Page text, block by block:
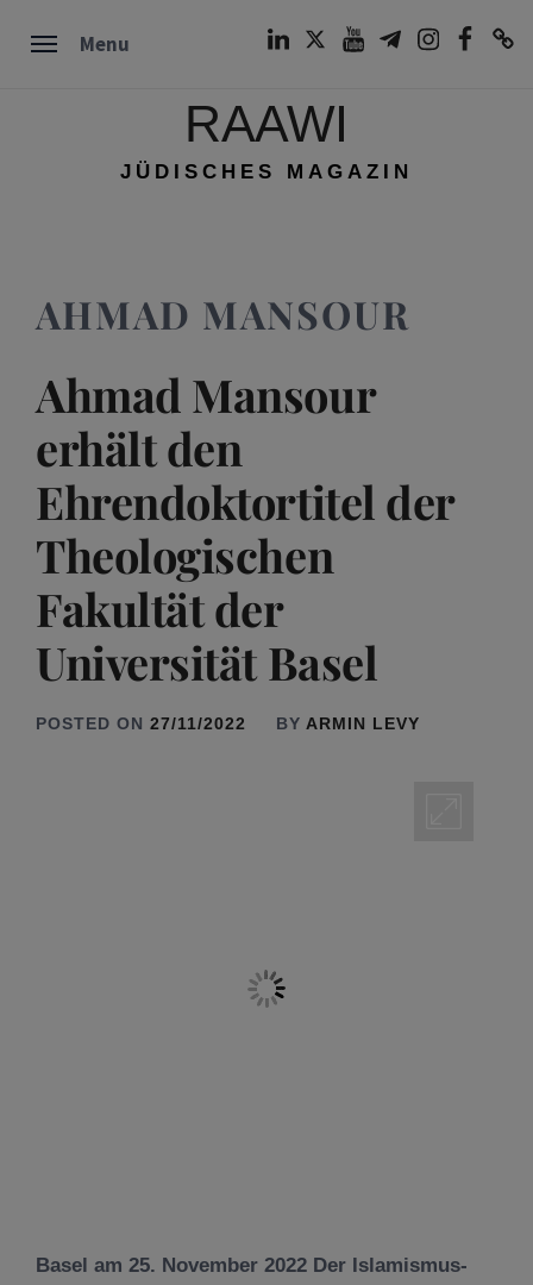
Menu
RAAWI
JÜDISCHES MAGAZIN
AHMAD MANSOUR
Ahmad Mansour
erhält den
Ehrendoktortitel der
Theologischen
Fakultät der
Universität Basel
POSTED ON 27/11/2022 BY ARMIN LEVY
Basel am 25. November 2022 Der Islamismus-